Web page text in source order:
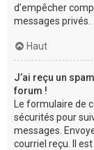
d’empêcher
messages privés.
Haut
J’ai reçu un
forum !
Le formulaire de
sécurités pour
messages.
courriel reçu. Il